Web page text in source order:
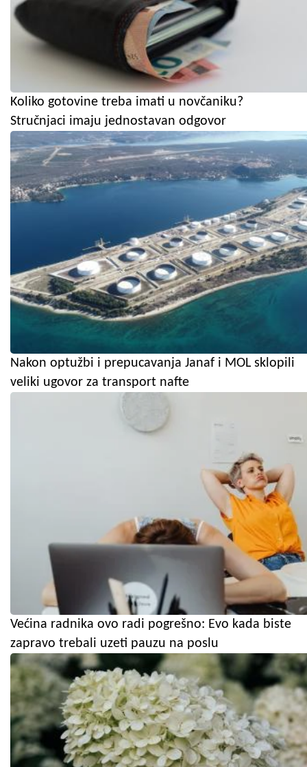
Koliko gotovine treba imati u novčaniku?
Stručnjaci imaju jednostavan odgovor
Nakon optužbi i prepucavanja Janaf i MOL sklopili
veliki ugovor za transport nafte
Većina radnika ovo radi pogrešno: Evo kada biste
zapravo trebali uzeti pauzu na poslu